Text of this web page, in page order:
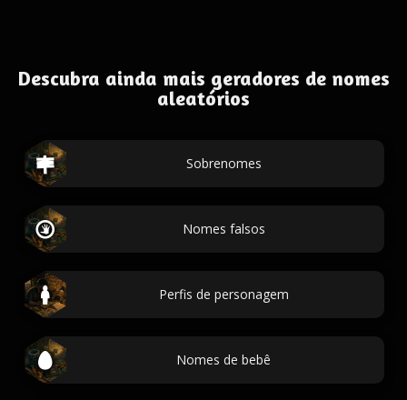
Descubra ainda mais geradores de nomes
aleatórios
Sobrenomes
Nomes falsos
Perfis de personagem
Nomes de bebê